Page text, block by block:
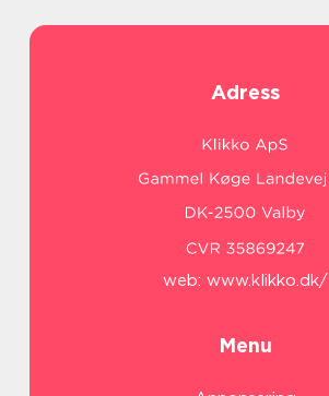
Adress
web: www.klikko.dk/
Menu